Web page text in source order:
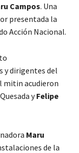
Campos. Una
presentada la
Acción Nacional.
y dirigentes del
mitin acudieron
yFelipe
Maru
de la